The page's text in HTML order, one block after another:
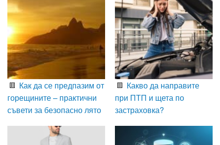
Как да се предпазим от
горещините – практични
съвети за безопасно лято
Какво да направите
при ПТП и щета по
застраховка?